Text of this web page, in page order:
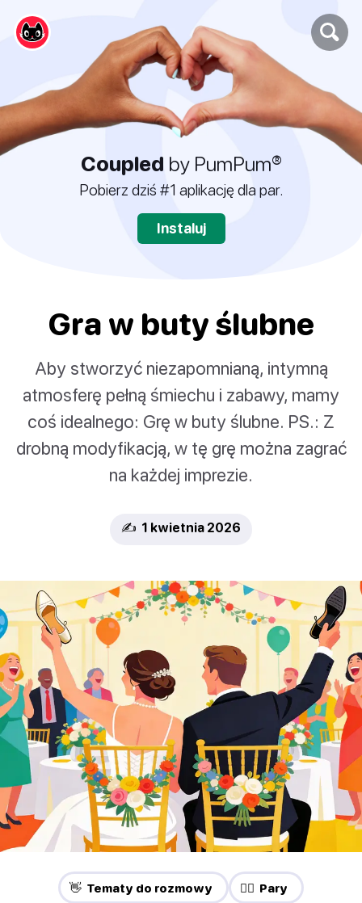
Coupled by PumPum®
Pobierz dziś #1 aplikację dla par.
Instaluj
Gra w buty ślubne
Aby stworzyć niezapomnianą, intymną
atmosferę pełną śmiechu i zabawy, mamy
coś idealnego: Grę w buty ślubne. PS.: Z
drobną modyfikacją, w tę grę można zagrać
na każdej imprezie.
✍️ 1 kwietnia 2026
👋 Tematy do rozmowy ❤️‍🔥 Pary